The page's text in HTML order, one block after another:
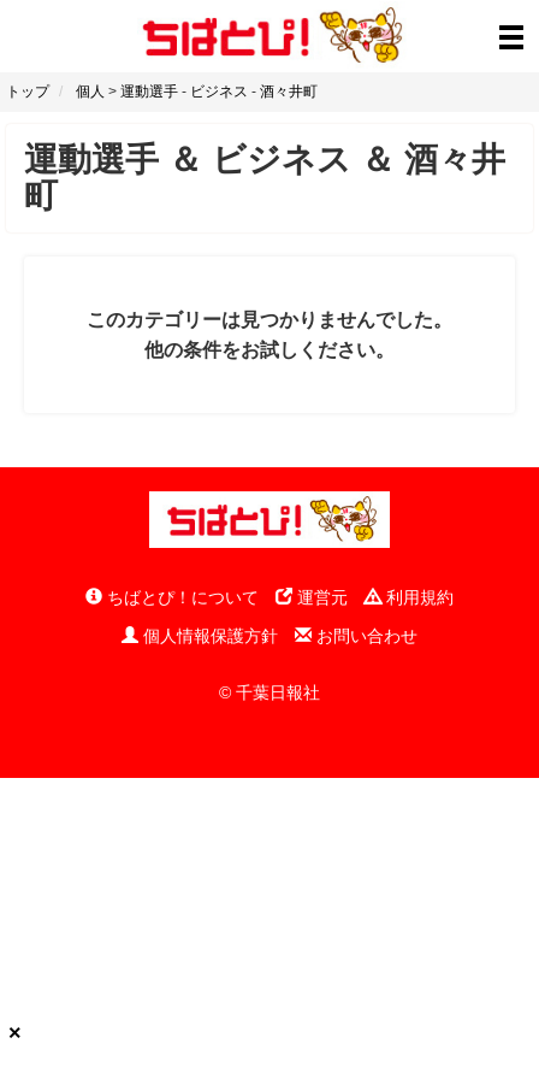
トップ 個人 > 運動選手 - ビジネス - 酒々井町
運動選手 ＆ ビジネス ＆ 酒々井
町
このカテゴリーは見つかりませんでした。
他の条件をお試しください。
ちばとぴ！について 運営元
利用規約
個人情報保護方針
お問い合わせ
© 千葉日報社
×